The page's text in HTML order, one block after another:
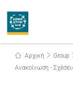
Αρχική Group
Ανακοίνωση -